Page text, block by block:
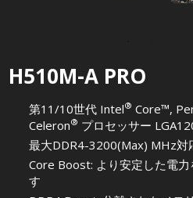
H510M-A PRO
第11/10世代 Intel® Core™,
Celeron® プロセッサー
最大DDR4-3200(Max) MHz対
Core Boost: より安定した電力
す